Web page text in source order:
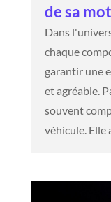
de sa
Dans
chaque
garantir une
et agréable.
souvent
véhicule. Elle